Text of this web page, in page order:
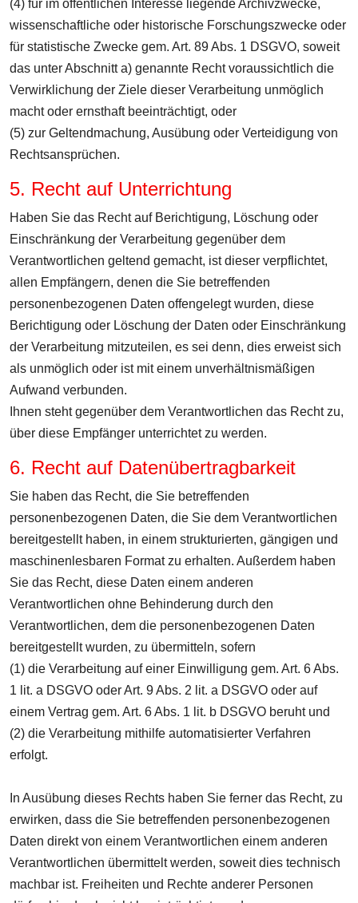
(4) für im öffentlichen Interesse liegende Archivzwecke,
wissenschaftliche oder historische Forschungszwecke oder
für statistische Zwecke gem. Art. 89 Abs. 1 DSGVO, soweit
das unter Abschnitt a) genannte Recht voraussichtlich die
Verwirklichung der Ziele dieser Verarbeitung unmöglich
macht oder ernsthaft beeinträchtigt, oder
(5) zur Geltendmachung, Ausübung oder Verteidigung von
Rechtsansprüchen.
5. Recht auf Unterrichtung
Haben Sie das Recht auf Berichtigung, Löschung oder
Einschränkung der Verarbeitung gegenüber dem
Verantwortlichen geltend gemacht, ist dieser verpflichtet,
allen Empfängern, denen die Sie betreffenden
personenbezogenen Daten offengelegt wurden, diese
Berichtigung oder Löschung der Daten oder Einschränkung
der Verarbeitung mitzuteilen, es sei denn, dies erweist sich
als unmöglich oder ist mit einem unverhältnismäßigen
Aufwand verbunden.
Ihnen steht gegenüber dem Verantwortlichen das Recht zu,
über diese Empfänger unterrichtet zu werden.
6. Recht auf Datenübertragbarkeit
Sie haben das Recht, die Sie betreffenden
personenbezogenen Daten, die Sie dem Verantwortlichen
bereitgestellt haben, in einem strukturierten, gängigen und
maschinenlesbaren Format zu erhalten. Außerdem haben
Sie das Recht, diese Daten einem anderen
Verantwortlichen ohne Behinderung durch den
Verantwortlichen, dem die personenbezogenen Daten
bereitgestellt wurden, zu übermitteln, sofern
(1) die Verarbeitung auf einer Einwilligung gem. Art. 6 Abs.
1 lit. a DSGVO oder Art. 9 Abs. 2 lit. a DSGVO oder auf
einem Vertrag gem. Art. 6 Abs. 1 lit. b DSGVO beruht und
(2) die Verarbeitung mithilfe automatisierter Verfahren
erfolgt.
In Ausübung dieses Rechts haben Sie ferner das Recht, zu
erwirken, dass die Sie betreffenden personenbezogenen
Daten direkt von einem Verantwortlichen einem anderen
Verantwortlichen übermittelt werden, soweit dies technisch
machbar ist. Freiheiten und Rechte anderer Personen